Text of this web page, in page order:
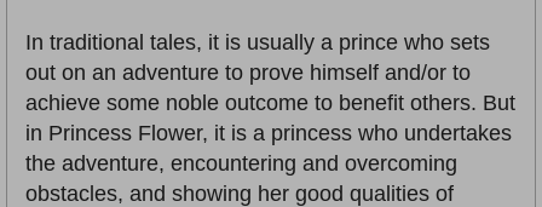
In traditional tales, it is usually a prince who sets
out on an adventure to prove himself and/or to
achieve some noble outcome to benefit others. But
in Princess Flower, it is a princess who undertakes
the adventure, encountering and overcoming
obstacles, and showing her good qualities of